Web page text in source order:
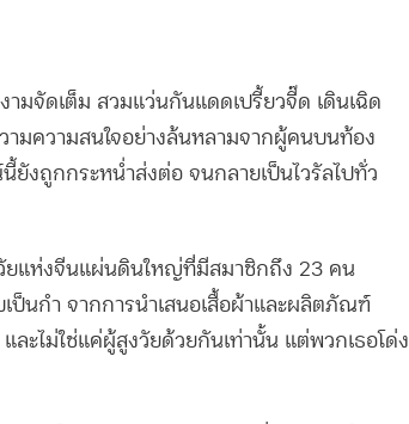
มจัดเต็ม สวมแว่นกันแดดเปรี้ยวจี๊ด เดินเฉิด
มความสนใจอย่างล้นหลามจากผู้คนบนท้อง
งถูกกระหน่ำส่งต่อ จนกลายเป็นไวรัลไปทั่ว
วัยแห่งจีนแผ่นดินใหญ่ที่มีสมาชิกถึง 23 คน
ป็นกำ จากการนำเสนอเสื้อผ้าและผลิตภัณฑ์
ะไม่ใช่แค่ผู้สูงวัยด้วยกันเท่านั้น แต่พวกเธอโด่ง